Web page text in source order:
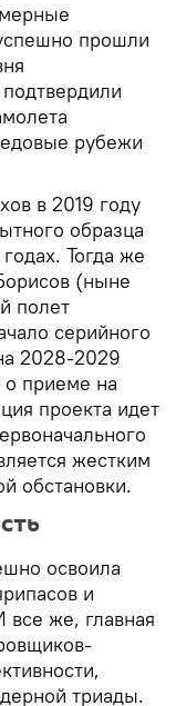
прошли
рубежи
в 2019 году
образца
Тогда же
(ныне
полет
серийного
2028-2029
о приеме на
проекта идет
жестким
обстановки.
освоила
и
же, главная
триады.